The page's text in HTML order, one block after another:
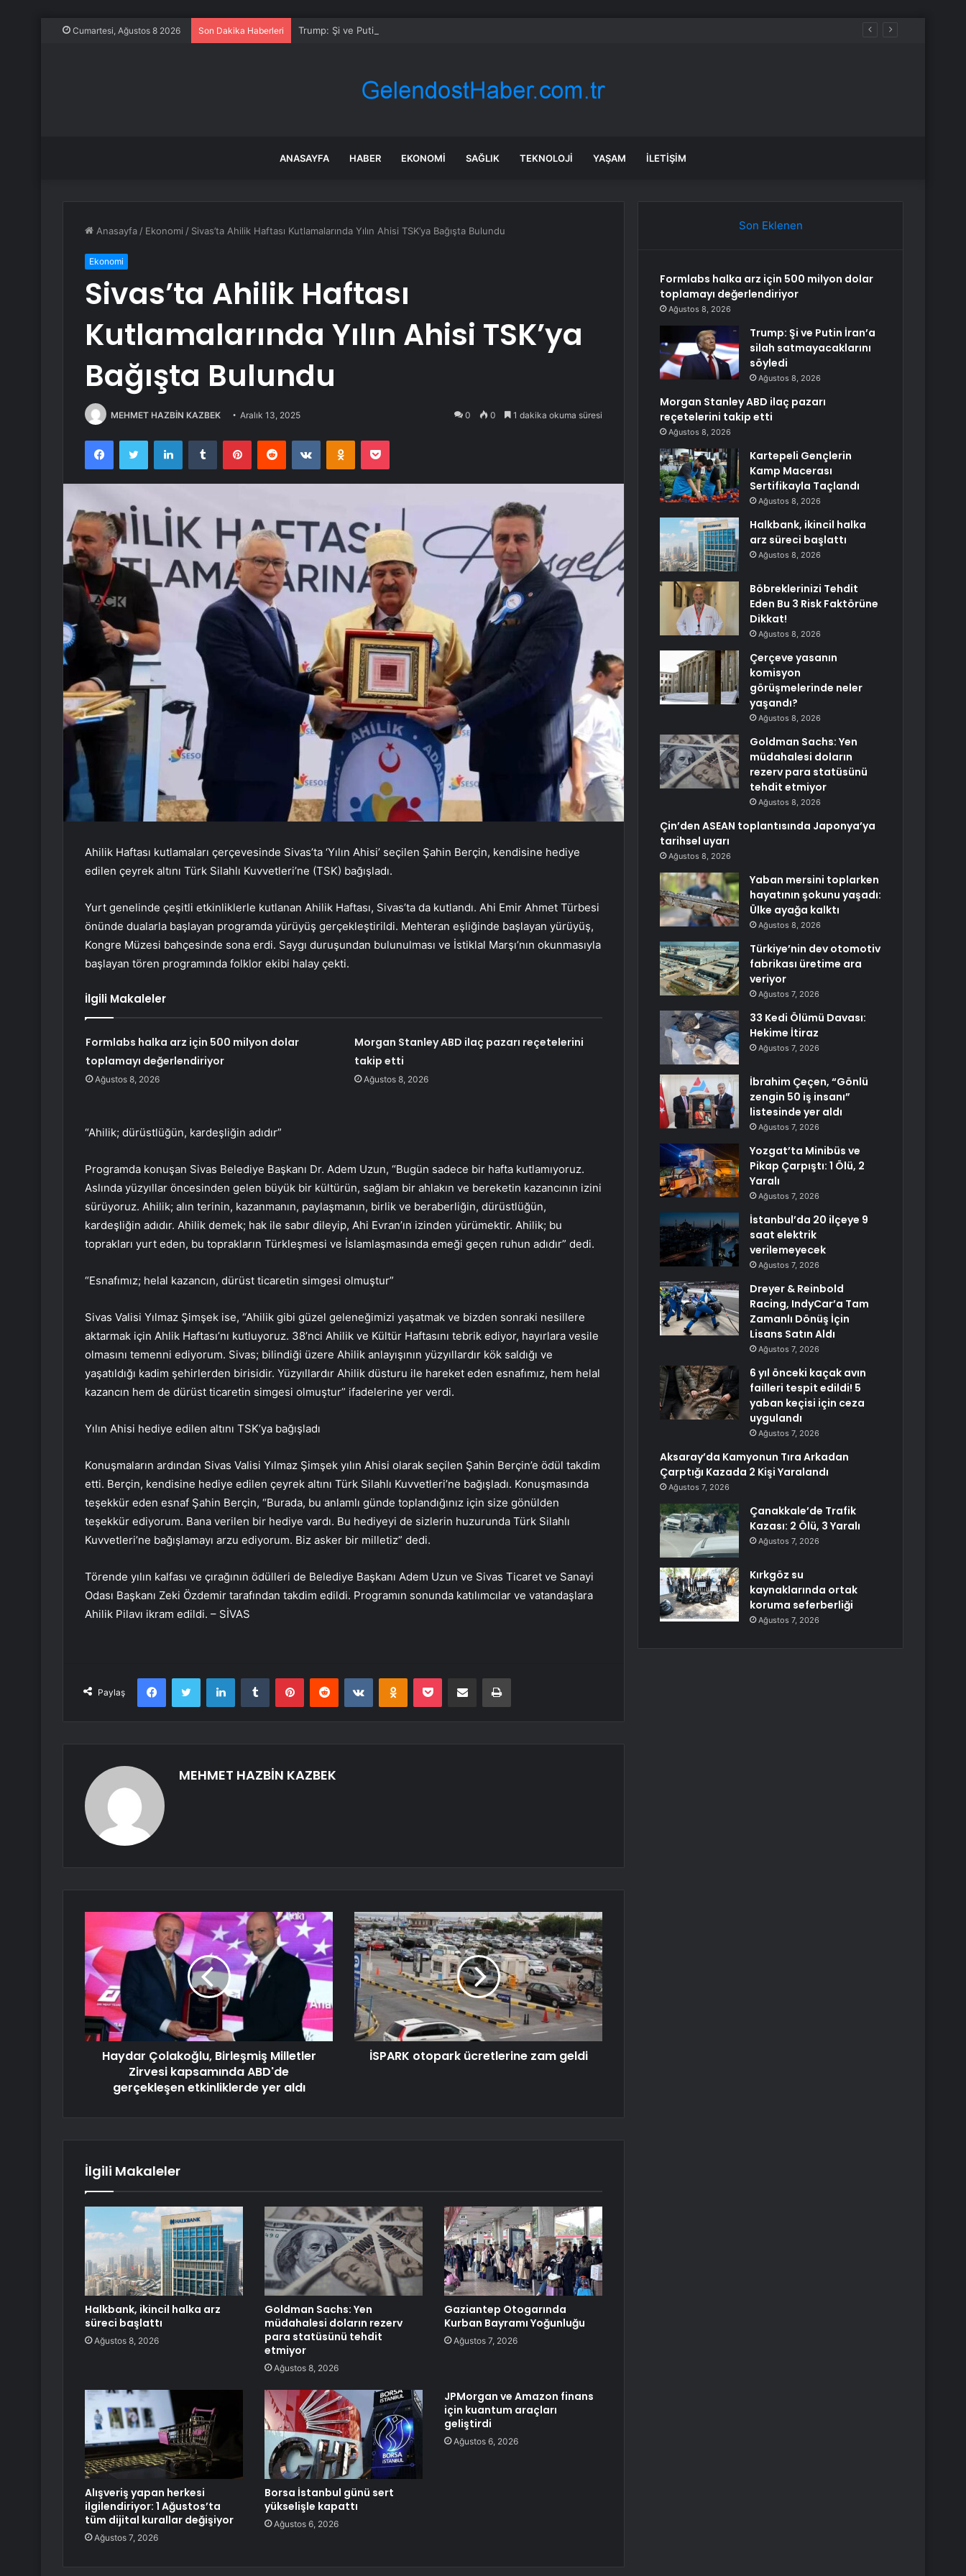
Cumartesi, Ağustos 8 2026 Son Dakika Haberleri Trump: Şi ve Putin İran’a silah satmayacaklarını söyledi
ANASAYFA HABER EKONOMI SAĞLIK TEKNOLOJI YAŞAM İLETIŞIM
Anasayfa / Ekonomi / Sivas’ta Ahilik Haftası Kutlamalarında Yılın Ahisi TSK’ya Bağışta Bulundu
Ekonomi
Sivas’ta Ahilik Haftası
Kutlamalarında Yılın Ahisi TSK’ya
Bağışta Bulundu
MEHMET HAZBİN KAZBEK Aralık 13, 2025 0 0 1 dakika okuma süresi
FacebookTwitter LinkedInTumblr PinterestReddit VKontakteOdnoklassniki
Pocket
Ahilik Haftası kutlamaları çerçevesinde Sivas’ta ‘Yılın Ahisi’ seçilen Şahin Berçin, kendisine hediye
edilen çeyrek altını Türk Silahlı Kuvvetleri’ne (TSK) bağışladı.
Yurt genelinde çeşitli etkinliklerle kutlanan Ahilik Haftası, Sivas’ta da kutlandı. Ahi Emir Ahmet Türbesi
önünde dualarla başlayan programda yürüyüş gerçekleştirildi. Mehteran eşliğinde başlayan yürüyüş,
Kongre Müzesi bahçesinde sona erdi. Saygı duruşundan bulunulması ve İstiklal Marşı’nın okunmasıyla
başlayan tören programında folklor ekibi halay çekti.
İlgili Makaleler
Formlabs halka arz için 500 milyon dolar
toplamayı değerlendiriyor
Ağustos 8, 2026
Morgan Stanley ABD ilaç pazarı reçetelerini
takip etti
Ağustos 8, 2026
“Ahilik; dürüstlüğün, kardeşliğin adıdır”
Programda konuşan Sivas Belediye Başkanı Dr. Adem Uzun, “Bugün sadece bir hafta kutlamıyoruz.
Aslında yüzyıllar öncesinden gelen büyük bir kültürün, sağlam bir ahlakın ve bereketin kazancının izini
sürüyoruz. Ahilik; alın terinin, kazanmanın, paylaşmanın, birlik ve beraberliğin, dürüstlüğün,
kardeşliğin adıdır. Ahilik demek; hak ile sabır dileyip, Ahi Evran’ın izinden yürümektir. Ahilik; bu
toprakları yurt eden, bu toprakların Türkleşmesi ve İslamlaşmasında emeği geçen ruhun adıdır” dedi.
“Esnafımız; helal kazancın, dürüst ticaretin simgesi olmuştur”
Sivas Valisi Yılmaz Şimşek ise, “Ahilik gibi güzel geleneğimizi yaşatmak ve bizden sonraki nesillere
aktarmak için Ahlik Haftası’nı kutluyoruz. 38’nci Ahilik ve Kültür Haftasını tebrik ediyor, hayırlara vesile
olmasını temenni ediyorum. Sivas; bilindiği üzere Ahilik anlayışının yüzyıllardır kök saldığı ve
yaşatıldığı kadim şehirlerden birisidir. Yüzyıllardır Ahilik düsturu ile hareket eden esnafımız, hem helal
kazancın hem de dürüst ticaretin simgesi olmuştur” ifadelerine yer verdi.
Yılın Ahisi hediye edilen altını TSK’ya bağışladı
Konuşmaların ardından Sivas Valisi Yılmaz Şimşek yılın Ahisi olarak seçilen Şahin Berçin’e ödül takdim
etti. Berçin, kendisine hediye edilen çeyrek altını Türk Silahlı Kuvvetleri’ne bağışladı. Konuşmasında
teşekkür eden esnaf Şahin Berçin, “Burada, bu anlamlı günde toplandığınız için size gönülden
teşekkür ediyorum. Bana verilen bir hediye vardı. Bu hediyeyi de sizlerin huzurunda Türk Silahlı
Kuvvetleri’ne bağışlamayı arzu ediyorum. Biz asker bir milletiz” dedi.
Törende yılın kalfası ve çırağının ödülleri de Belediye Başkanı Adem Uzun ve Sivas Ticaret ve Sanayi
Odası Başkanı Zeki Özdemir tarafından takdim edildi. Programın sonunda katılımcılar ve vatandaşlara
Ahilik Pilavı ikram edildi. – SİVAS
Paylaş
FacebookTwitter LinkedInTumblr PinterestReddit VKontakteOdnoklassniki
Pocket E-Posta ile paylaş Yazdır
MEHMET HAZBİN KAZBEK
Haydar Çolakoğlu, Birleşmiş Milletler
Zirvesi kapsamında ABD'de
gerçekleşen etkinliklerde yer aldı
İSPARK otopark ücretlerine zam geldi
İlgili Makaleler
Halkbank, ikincil halka arz
süreci başlattı
Ağustos 8, 2026
Goldman Sachs: Yen
müdahalesi doların rezerv
para statüsünü tehdit
etmiyor
Ağustos 8, 2026
Gaziantep Otogarında
Kurban Bayramı Yoğunluğu
Ağustos 7, 2026
Alışveriş yapan herkesi
ilgilendiriyor: 1 Ağustos’ta
tüm dijital kurallar değişiyor
Ağustos 7, 2026
Borsa İstanbul günü sert
yükselişle kapattı
Ağustos 6, 2026
JPMorgan ve Amazon finans
için kuantum araçları
geliştirdi
Ağustos 6, 2026
Son Eklenen
Formlabs halka arz için 500 milyon dolar
toplamayı değerlendiriyor
Ağustos 8, 2026
Trump: Şi ve Putin İran’a
silah satmayacaklarını
söyledi
Ağustos 8, 2026
Morgan Stanley ABD ilaç pazarı
reçetelerini takip etti
Ağustos 8, 2026
Kartepeli Gençlerin
Kamp Macerası
Sertifikayla Taçlandı
Ağustos 8, 2026
Halkbank, ikincil halka
arz süreci başlattı
Ağustos 8, 2026
Böbreklerinizi Tehdit
Eden Bu 3 Risk Faktörüne
Dikkat!
Ağustos 8, 2026
Çerçeve yasanın
komisyon
görüşmelerinde neler
yaşandı?
Ağustos 8, 2026
Goldman Sachs: Yen
müdahalesi doların
rezerv para statüsünü
tehdit etmiyor
Ağustos 8, 2026
Çin’den ASEAN toplantısında Japonya’ya
tarihsel uyarı
Ağustos 8, 2026
Yaban mersini toplarken
hayatının şokunu yaşadı:
Ülke ayağa kalktı
Ağustos 8, 2026
Türkiye’nin dev otomotiv
fabrikası üretime ara
veriyor
Ağustos 7, 2026
33 Kedi Ölümü Davası:
Hekime İtiraz
Ağustos 7, 2026
İbrahim Çeçen, “Gönlü
zengin 50 iş insanı”
listesinde yer aldı
Ağustos 7, 2026
Yozgat’ta Minibüs ve
Pikap Çarpıştı: 1 Ölü, 2
Yaralı
Ağustos 7, 2026
İstanbul’da 20 ilçeye 9
saat elektrik
verilemeyecek
Ağustos 7, 2026
Dreyer & Reinbold
Racing, IndyCar’a Tam
Zamanlı Dönüş İçin
Lisans Satın Aldı
Ağustos 7, 2026
6 yıl önceki kaçak avın
failleri tespit edildi! 5
yaban keçisi için ceza
uygulandı
Ağustos 7, 2026
Aksaray’da Kamyonun Tıra Arkadan
Çarptığı Kazada 2 Kişi Yaralandı
Ağustos 7, 2026
Çanakkale’de Trafik
Kazası: 2 Ölü, 3 Yaralı
Ağustos 7, 2026
Kırkgöz su
kaynaklarında ortak
koruma seferberliği
Ağustos 7, 2026